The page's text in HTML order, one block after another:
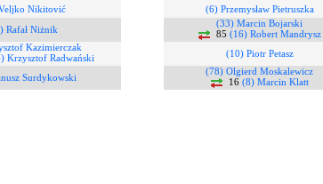
Nikitović
(6) Przemysław Pietruszka
Rafał Niżnik
(33) Marcin Bojarski
85 (16) Robert Mandrysz
Kazimierczak
Krzysztof Radwański (10) Piotr Petasz
Surdykowski
(78) Olgierd Moskalewicz
16 (8) Marcin Klatt